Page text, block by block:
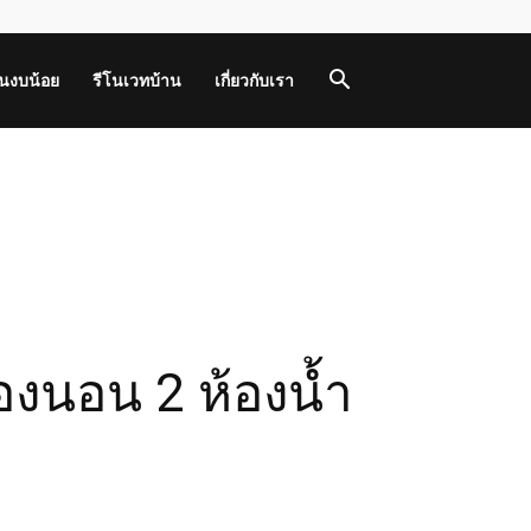
งบน้อย รีโนเวทบ้าน เกี่ยวกับเรา
นอน 2 ห้องน้ำ